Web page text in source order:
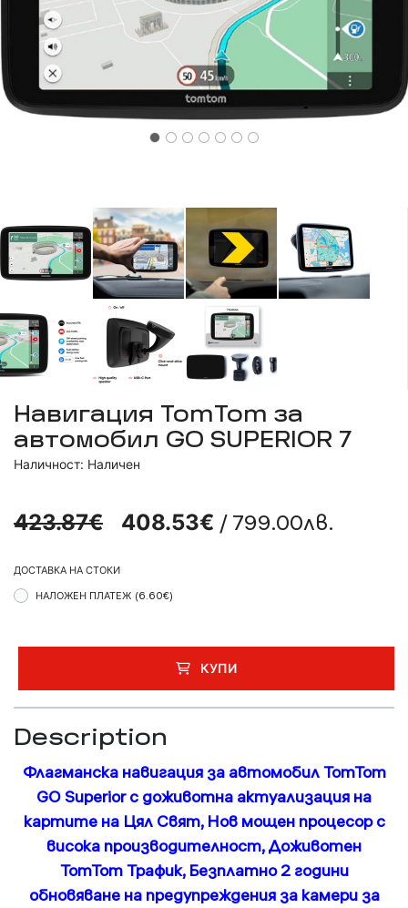
Навигация TomTom за
автомобил GO SUPERIOR 7
Наличност: Наличен
423.87€ 408.53€ / 799.00лв.
ДОСТАВКА НА СТОКИ
НАЛОЖЕН ПЛАТЕЖ (6.60€)
КУПИ
Description
Флагманска навигация за автомобил TomTom
GO Superior с доживотна актуализация на
картите на Цял Свят, Нов мощен процесор с
висока производителност, Доживотен
TomTom Трафик, Безплатно 2 години
обновяване на предупреждения за камери за